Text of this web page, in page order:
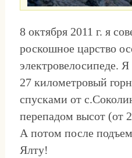
8 октября 2011 г. я
роскошное царство
электровелосипеде.
27 километровый
спусками от
перепадом высот (от
А потом после
Ялту!